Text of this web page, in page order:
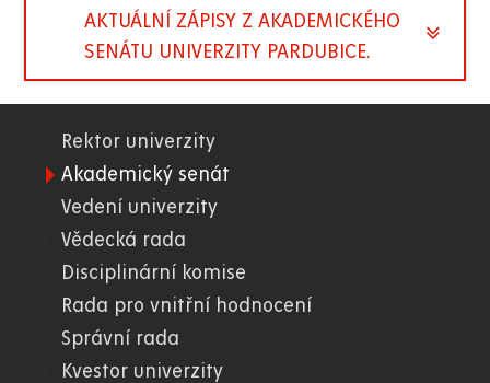
AKTUÁLNÍ ZÁPISY Z AKADEMICKÉHO
SENÁTU UNIVERZITY PARDUBICE.
01.
WWW
Rektor univerzity
Akademický senát
Vedení univerzity
Vědecká rada
Disciplinární komise
Rada pro vnitřní hodnocení
Správní rada
Kvestor univerzity